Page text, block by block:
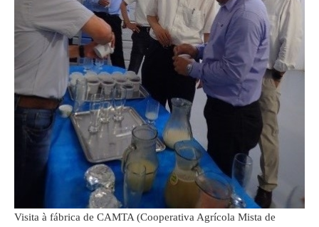
Visita à fábrica de CAMTA (Cooperativa Agrícola Mista de